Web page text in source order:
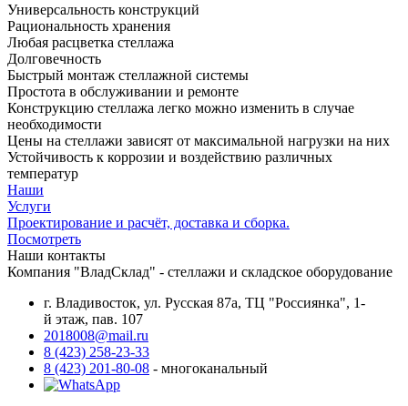
Универсальность конструкций
Рациональность хранения
Любая расцветка стеллажа
Долговечность
Быстрый монтаж стеллажной системы
Простота в обслуживании и ремонте
Конструкцию стеллажа легко можно изменить в случае
необходимости
Цены на стеллажи зависят от максимальной нагрузки на них
Устойчивость к коррозии и воздействию различных
температур
Наши
Услуги
Проектирование и расчёт, доставка и сборка.
Посмотреть
Наши контакты
Компания "ВладСклад" - стеллажи и складское оборудование
г. Владивосток, ул. Русская 87а, ТЦ "Россиянка", 1-
й этаж, пав. 107
2018008@mail.ru
8 (423) 258-23-33
8 (423) 201-80-08 - многоканальный